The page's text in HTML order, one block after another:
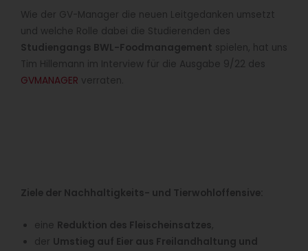
Wie der GV-Manager die neuen Leitgedanken umsetzt
und welche Rolle dabei die Studierenden des
Studiengangs BWL-Foodmanagement spielen, hat uns
Tim Hillemann im Interview für die Ausgabe 9/22 des
GVMANAGER verraten.
Ziele der Nachhaltigkeits- und Tierwohloffensive:
eine Reduktion des Fleischeinsatzes,
der Umstieg auf Eier aus Freilandhaltung und